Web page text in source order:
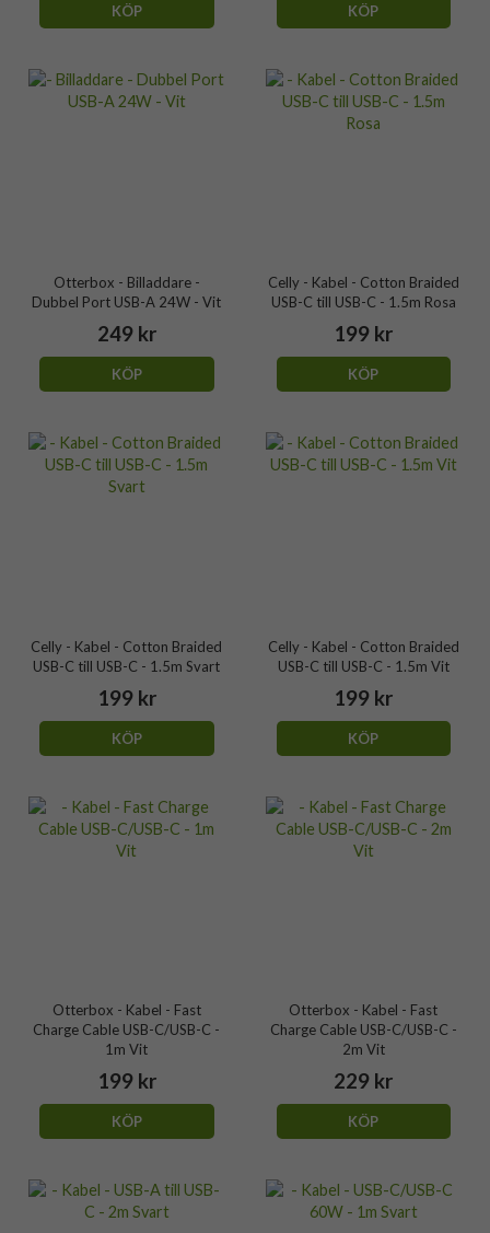
KÖP KÖP
Otterbox - Billaddare -
Dubbel Port USB-A 24W - Vit
249 kr
KÖP
Celly - Kabel - Cotton Braided
USB-C till USB-C - 1.5m Rosa
199 kr
KÖP
Celly - Kabel - Cotton Braided
USB-C till USB-C - 1.5m Svart
199 kr
KÖP
Celly - Kabel - Cotton Braided
USB-C till USB-C - 1.5m Vit
199 kr
KÖP
Otterbox - Kabel - Fast
Charge Cable USB-C/USB-C -
1m Vit
199 kr
KÖP
Otterbox - Kabel - Fast
Charge Cable USB-C/USB-C -
2m Vit
229 kr
KÖP